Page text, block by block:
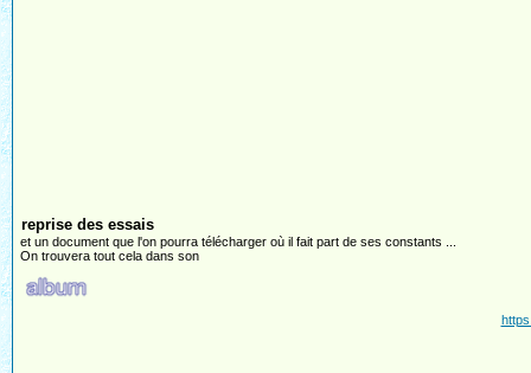
reprise des essais
et un document que l'on pourra télécharger où il fait part de ses constants ...
On trouvera tout cela dans son